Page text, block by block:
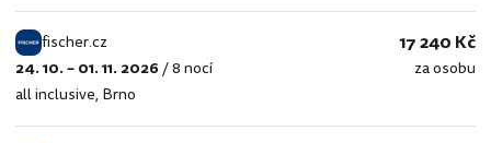
fischer.cz
fischer.cz
24. 10. – 01. 11. 2026/8 nocí
all inclusive, Brno
17 240 Kč
za osobu